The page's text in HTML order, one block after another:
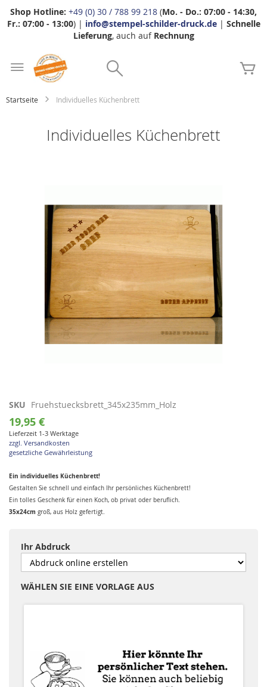
Shop Hotline: +49 (0) 30 / 788 99 218 (Mo. - Do.: 07:00 - 14:30,
Fr.: 07:00 - 13:00) | info@stempel-schilder-druck.de| Schnelle
Lieferung, auch auf Rechnung
Startseite Individuelles Küchenbrett
Individuelles Küchenbrett
Zum
Anfang
der
Bildgalerie
springen
SKU Fruehstuecksbrett_345x235mm_Holz
19,95 €
Lieferzeit 1-3 Werktage
zzgl. Versandkosten
gesetzliche Gewährleistung
Ein individuelles Küchenbrett!
Gestalten Sie schnell und einfach Ihr persönliches Küchenbrett!
Ein tolles Geschenk für einen Koch, ob privat oder beruflich.
35x24cm groß, aus Holz gefertigt.
Ihr Abdruck
WÄHLEN SIE EINE VORLAGE AUS